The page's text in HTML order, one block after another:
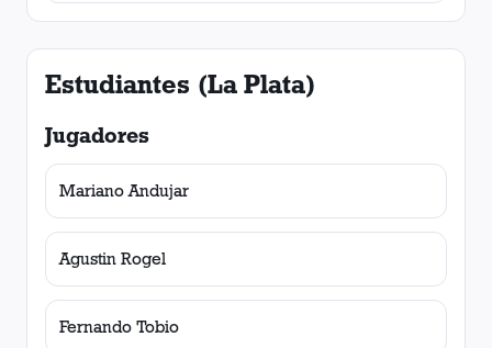
Estudiantes (La Plata)
Jugadores
Mariano Andujar
Agustin Rogel
Fernando Tobio